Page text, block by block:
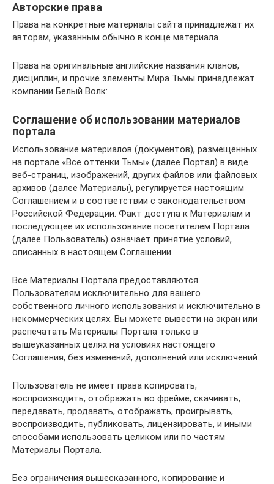
Авторские права
Права на конкретные материалы сайта принадлежат их
авторам, указанным обычно в конце материала.
Права на оригинальные английские названия кланов,
дисциплин, и прочие элементы Мира Тьмы принадлежат
компании Белый Волк:
Соглашение об использовании материалов
портала
Использование материалов (документов), размещённых
на портале «Все оттенки Тьмы» (далее Портал) в виде
веб-страниц, изображений, других файлов или файловых
архивов (далее Материалы), регулируется настоящим
Соглашением и в соответствии с законодательством
Российской Федерации. Факт доступа к Материалам и
последующее их использование посетителем Портала
(далее Пользователь) означает принятие условий,
описанных в настоящем Соглашении.
Все Материалы Портала предоставляются
Пользователям исключительно для вашего
собственного личного использования и исключительно в
некоммерческих целях. Вы можете вывести на экран или
распечатать Материалы Портала только в
вышеуказанных целях на условиях настоящего
Соглашения, без изменений, дополнений или исключений.
Пользователь не имеет права копировать,
воспроизводить, отображать во фрейме, скачивать,
передавать, продавать, отображать, проигрывать,
воспроизводить, публиковать, лицензировать, и иными
способами использовать целиком или по частям
Материалы Портала.
Без ограничения вышесказанного, копирование и